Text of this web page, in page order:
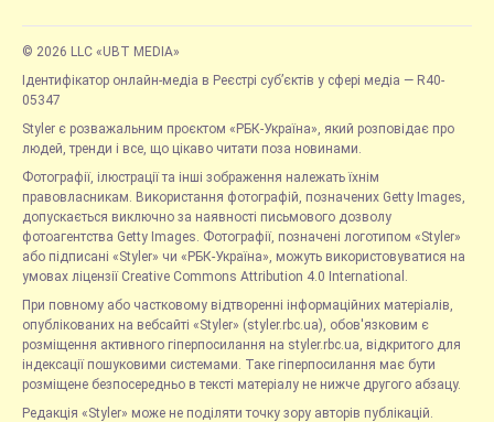
© 2026 LLC «UBT MEDIA»
Ідентифікатор онлайн-медіа в Реєстрі суб’єктів у сфері медіа — R40-
05347
Styler є розважальним проєктом «РБК-Україна», який розповідає про
людей, тренди і все, що цікаво читати поза новинами.
Фотографії, ілюстрації та інші зображення належать їхнім
правовласникам. Використання фотографій, позначених Getty Images,
допускається виключно за наявності письмового дозволу
фотоагентства Getty Images. Фотографії, позначені логотипом «Styler»
або підписані «Styler» чи «РБК-Україна», можуть використовуватися на
умовах ліцензії Creative Commons Attribution 4.0 International.
При повному або частковому відтворенні інформаційних матеріалів,
опублікованих на вебсайті «Styler» (styler.rbc.ua), обов'язковим є
розміщення активного гіперпосилання на styler.rbc.ua, відкритого для
індексації пошуковими системами. Таке гіперпосилання має бути
розміщене безпосередньо в тексті матеріалу не нижче другого абзацу.
Редакція «Styler» може не поділяти точку зору авторів публікацій.